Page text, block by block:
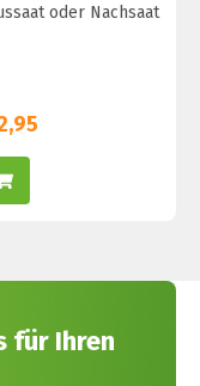
oder Nachsaat
für Ihren